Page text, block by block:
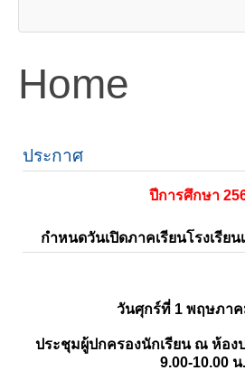
Home
ประกาศ
ปีการศึกษา
กำหนดวันเปิดภาคเรียนโรงเรีย
วันศุกร์ที่ 1 พฤษภาค
ประชุมผู้ปกครองนักเรียน ณ ห้องป
9.00-10.00 น.